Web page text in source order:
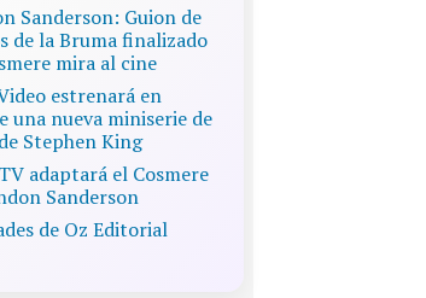
Sanderson: Guion de
de la Bruma finalizado
mira al cine
estrenará en
una nueva miniserie de
Stephen King
adaptará el Cosmere
Sanderson
de Oz Editorial